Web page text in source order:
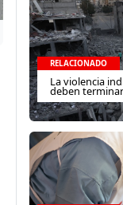
RELACIONADO
La violencia
deben